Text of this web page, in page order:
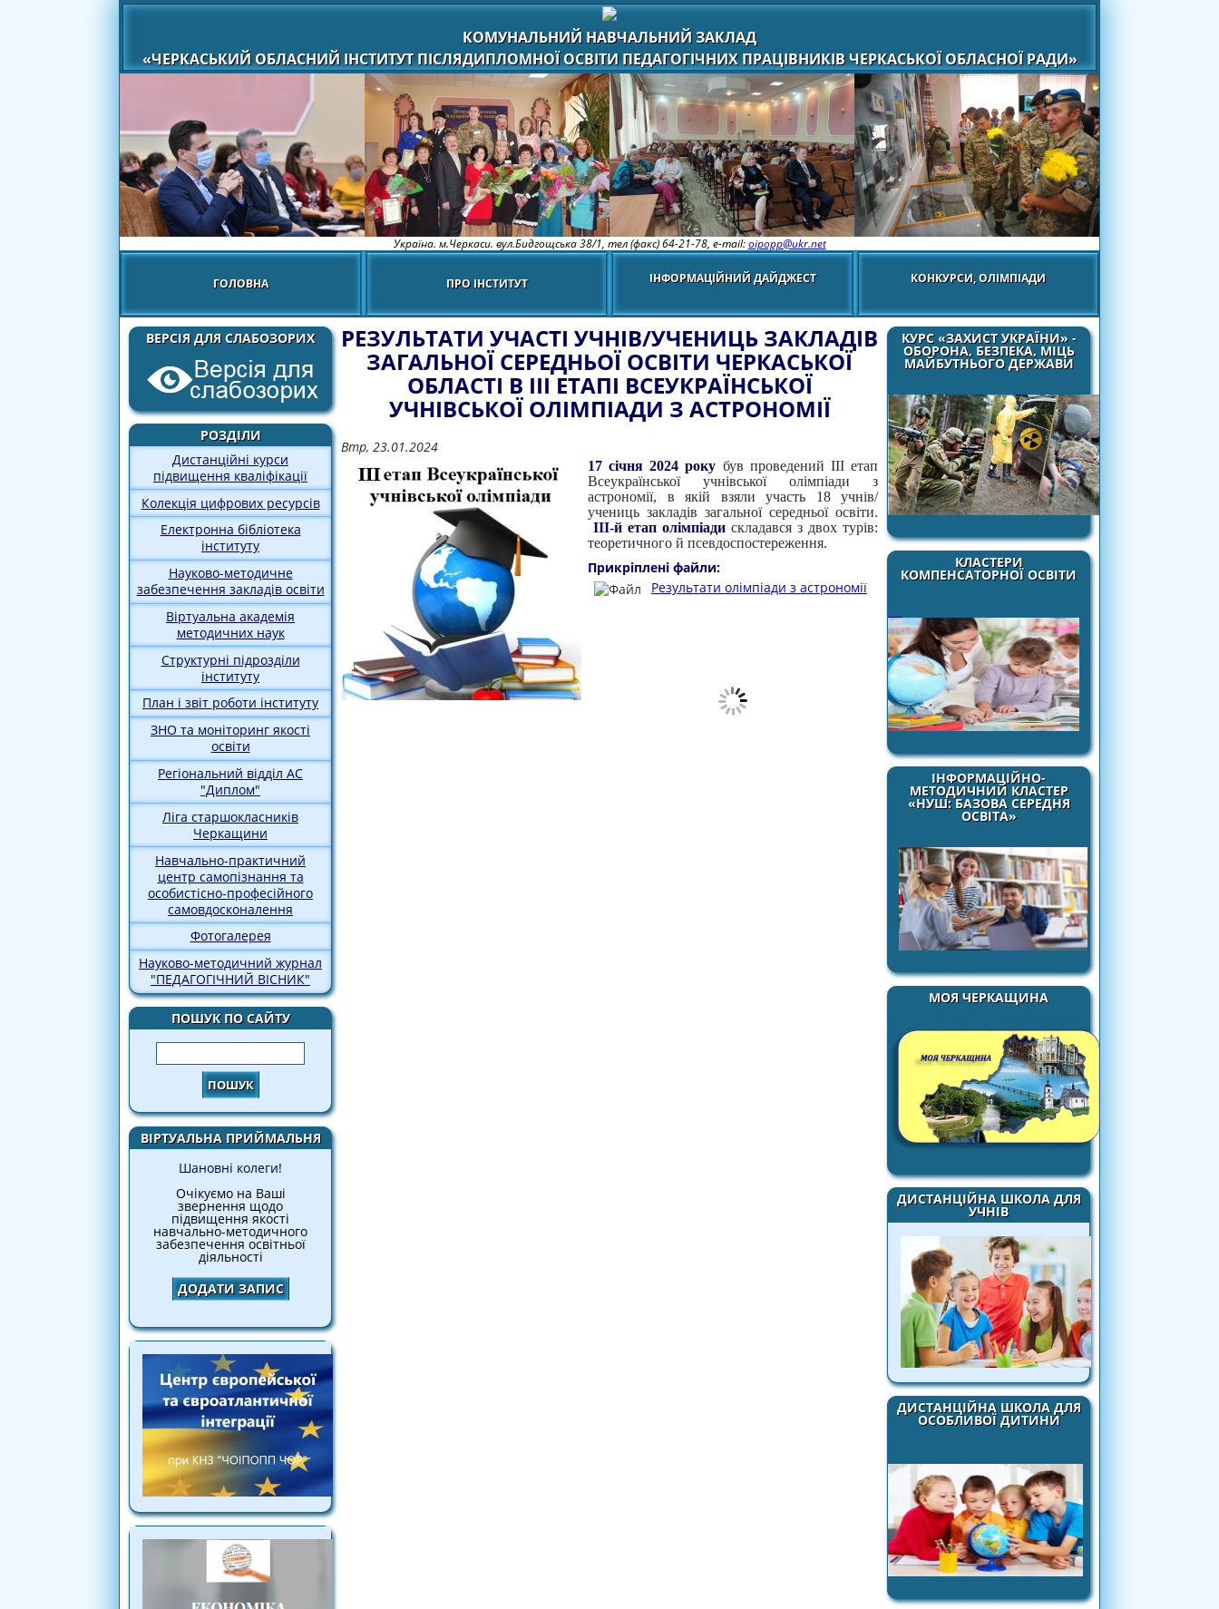
КОМУНАЛЬНИЙ НАВЧАЛЬНИЙ ЗАКЛАД
«ЧЕРКАСЬКИЙ ОБЛАСНИЙ ІНСТИТУТ ПІСЛЯДИПЛОМНОЇ ОСВІТИ ПЕДАГОГІЧНИХ ПРАЦІВНИКІВ ЧЕРКАСЬКОЇ ОБЛАСНОЇ РАДИ»
Україна. м.Черкаси. вул.Бидгощська 38/1, тел (факс) 64-21-78, e-mail:oipopp@ukr.net
ГОЛОВНА ПРО ІНСТИТУТ ІНФОРМАЦІЙНИЙ ДАЙДЖЕСТ КОНКУРСИ, ОЛІМПІАДИ
ВЕРСІЯ ДЛЯ СЛАБОЗОРИХ
РОЗДІЛИ
Дистанційні курси
підвищення кваліфікації
Колекція цифрових ресурсів
Електронна бібліотека
інституту
Науково-методичне
забезпечення закладів освіти
Віртуальна академія
методичних наук
Структурні підрозділи
інституту
План і звіт роботи інституту
ЗНО та моніторинг якості
освіти
Регіональний відділ АС
"Диплом"
Ліга старшокласників
Черкащини
Навчально-практичний
центр самопізнання та
особистісно-професійного
самовдосконалення
Фотогалерея
Науково-методичний журнал
"ПЕДАГОГІЧНИЙ ВІСНИК"
ПОШУК ПО САЙТУ
Пошук
ВІРТУАЛЬНА ПРИЙМАЛЬНЯ
Шановні колеги!
Очікуємо на Ваші
звернення щодо
підвищення якості
навчально-методичного
забезпечення освітньої
діяльності
ДОДАТИ ЗАПИС
КУРС «ЗАХИСТ УКРАЇНИ» -
ОБОРОНА, БЕЗПЕКА, МІЦЬ
МАЙБУТНЬОГО ДЕРЖАВИ
КЛАСТЕРИ
КОМПЕНСАТОРНОЇ ОСВІТИ
ІНФОРМАЦІЙНО-
МЕТОДИЧНИЙ КЛАСТЕР
«НУШ: БАЗОВА СЕРЕДНЯ
ОСВІТА»
МОЯ ЧЕРКАЩИНА
ДИСТАНЦІЙНА ШКОЛА ДЛЯ
УЧНІВ
ДИСТАНЦІЙНА ШКОЛА ДЛЯ
ОСОБЛИВОЇ ДИТИНИ
РЕЗУЛЬТАТИ УЧАСТІ УЧНІВ/УЧЕНИЦЬ ЗАКЛАДІВ
ЗАГАЛЬНОЇ СЕРЕДНЬОЇ ОСВІТИ ЧЕРКАСЬКОЇ
ОБЛАСТІ В III ЕТАПІ ВСЕУКРАЇНСЬКОЇ
УЧНІВСЬКОЇ ОЛІМПІАДИ З АСТРОНОМІЇ
Втр, 23.01.2024
17 січня 2024 року був проведений III етап
Всеукраїнської учнівської олімпіади з
астрономії, в якій взяли участь 18 учнів/
учениць закладів загальної середньої освіти.
III-й етап олімпіади складався з двох турів:
теоретичного й псевдоспостереження.
Прикріплені файли:
Результати олімпіади з астрономії